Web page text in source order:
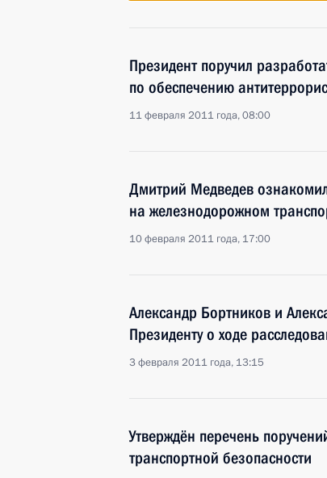
Президент поручил
по обеспечению
11 февраля 2011 года, 08:00
Дмитрий Медведев
на железнодорожном
10 февраля 2011 года, 17:00
Александр Бортников и
Президенту о ходе
3 февраля 2011 года, 13:15
Утверждён перечень
транспортной безопасности